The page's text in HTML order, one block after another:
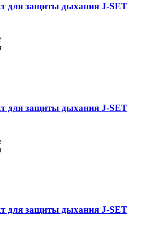
для защиты дыхания J-SET
для защиты дыхания J-SET
для защиты дыхания J-SET